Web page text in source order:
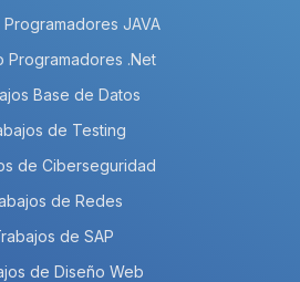
JAVA
Programadores .Net
Base de Datos
de Testing
de Ciberseguridad
de Redes
de SAP
de Diseño Web